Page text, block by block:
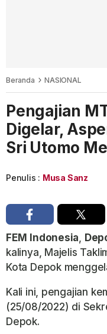
Beranda NASIONAL
Pengajian
Digelar,
Sri Utomo
Penulis : Musa Sanz
FEM Indonesia,
kalinya, Majelis
Kota Depok
Kali ini, pengajian
(25/08/2022) di
Depok.